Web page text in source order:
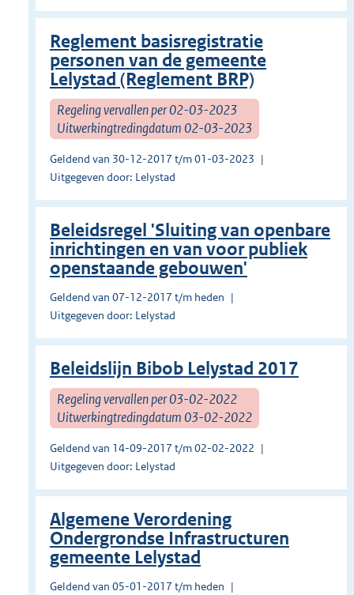
Reglement basisregistratie
personen van de gemeente
Lelystad (Reglement BRP)
Regeling vervallen per 02-03-2023
Uitwerkingtredingdatum 02-03-2023
Geldend van 30-12-2017 t/m 01-03-2023
Uitgegeven door: Lelystad
Beleidsregel 'Sluiting van openbare
inrichtingen en van voor publiek
openstaande gebouwen'
Geldend van 07-12-2017 t/m heden
Uitgegeven door: Lelystad
Beleidslijn Bibob Lelystad 2017
Regeling vervallen per 03-02-2022
Uitwerkingtredingdatum 03-02-2022
Geldend van 14-09-2017 t/m 02-02-2022
Uitgegeven door: Lelystad
Algemene Verordening
Ondergrondse Infrastructuren
gemeente Lelystad
Geldend van 05-01-2017 t/m heden